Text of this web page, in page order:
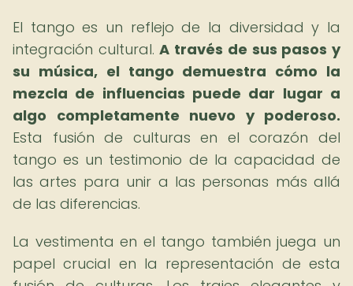
El tango es un reflejo de la diversidad y la
integración cultural.A través de sus pasos y
su música, el tango demuestra cómo la
mezcla de influencias puede dar lugar a
algo completamente nuevo y poderoso.
Esta fusión de culturas en el corazón del
tango es un testimonio de la capacidad de
las artes para unir a las personas más allá
de las diferencias.
La vestimenta en el tango también juega un
papel crucial en la representación de esta